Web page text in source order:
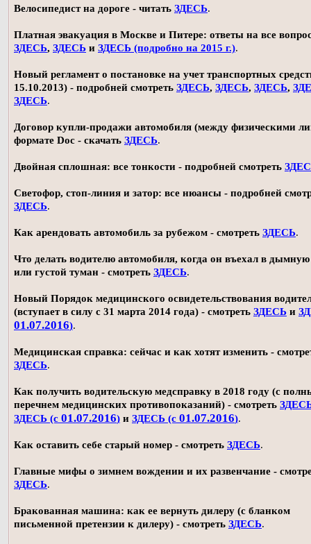
Велосипедист на дороге - читать ЗДЕСЬ.
Платная эвакуация в Москве и Питере: ответы на все
ЗДЕСЬ, ЗДЕСЬ и ЗДЕСЬ (подробно на 2015 г.).
Новый регламент о постановке на учет транспортных
15.10.2013) - подробней смотреть ЗДЕСЬ, ЗДЕСЬ, ЗДЕСЬ,
ЗДЕСЬ.
Договор купли-продажи автомобиля (между физическими
формате Doc - скачать ЗДЕСЬ.
Двойная сплошная: все тонкости - подробней смотреть
Светофор, стоп-линия и затор: все нюансы - подробней
ЗДЕСЬ.
Как арендовать автомобиль за рубежом - смотреть ЗДЕСЬ.
Что делать водителю автомобиля, когда он въехал в дымную
или густой туман - смотреть ЗДЕСЬ.
Новый Порядок медицинского освидетельствования
(вступает в силу с 31 марта 2014 года) - смотреть ЗДЕСЬ и
01.07.2016).
Медицинская справка: сейчас и как хотят изменить -
ЗДЕСЬ.
Как получить водительскую медсправку в 2018 году (с
перечнем медицинских противопоказаний) - смотреть
ЗДЕСЬ (с 01.07.2016) и ЗДЕСЬ (с 01.07.2016).
Как оставить себе старый номер - смотреть ЗДЕСЬ.
Главные мифы о зимнем вождении и их развенчание -
ЗДЕСЬ.
Бракованная машина: как ее вернуть дилеру (с бланком
письменной претензии к дилеру) - смотреть ЗДЕСЬ.